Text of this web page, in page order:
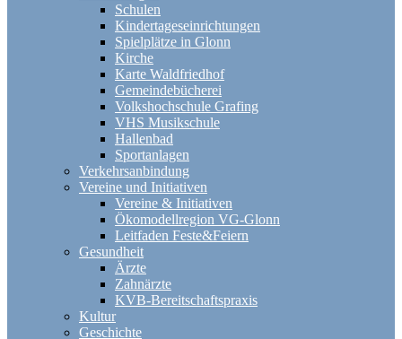
Schulen
Kindertageseinrichtungen
Spielplätze in Glonn
Kirche
Karte Waldfriedhof
Gemeindebücherei
Volkshochschule Grafing
VHS Musikschule
Hallenbad
Sportanlagen
Verkehrsanbindung
Vereine und Initiativen
Vereine & Initiativen
Ökomodellregion VG-Glonn
Leitfaden Feste&Feiern
Gesundheit
Ärzte
Zahnärzte
KVB-Bereitschaftspraxis
Kultur
Geschichte